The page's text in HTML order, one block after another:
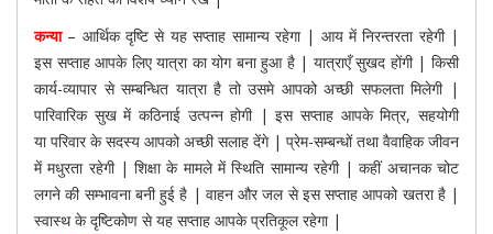
कन्या – आर्थिक दृष्टि से यह सप्ताह सामान्य रहेगा | आय में निरन्तरता रहेगी |
इस सप्ताह आपके लिए यात्रा का योग बना हुआ है | यात्राएँ सुखद होंगी | किसी
कार्य-व्यापार से सम्बन्धित यात्रा है तो उसमे आपको अच्छी सफलता मिलेगी |
पारिवारिक सुख में कठिनाई उत्पन्न होगी | इस सप्ताह आपके मित्र, सहयोगी
या परिवार के सदस्य आपको अच्छी सलाह देंगे | प्रेम-सम्बन्धों तथा वैवाहिक जीवन
में मधुरता रहेगी | शिक्षा के मामले में स्थिति सामान्य रहेगी | कहीं अचानक चोट
लगने की सम्भावना बनी हुई है | वाहन और जल से इस सप्ताह आपको खतरा है |
स्वास्थ के दृष्टिकोण से यह सप्ताह आपके प्रतिकूल रहेगा |